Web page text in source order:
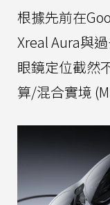
根據先前在
Xreal Aura與
眼鏡定位截然
算/混合實境